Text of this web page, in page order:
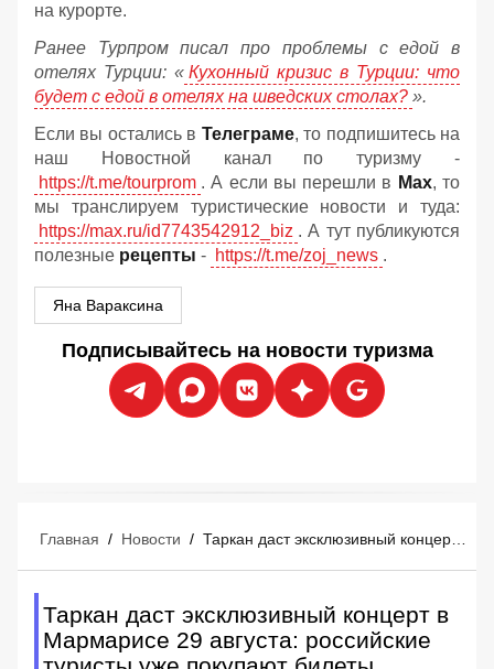
на курорте.
Ранее Турпром писал про проблемы с едой в
отелях Турции: « Кухонный кризис в Турции: что
будет с едой в отелях на шведских столах? ».
Если вы остались в Телеграме, то подпишитесь на
наш Новостной канал по туризму -
https://t.me/tourprom . А если вы перешли в Мах, то
мы транслируем туристические новости и туда:
https://max.ru/id7743542912_biz . А тут публикуются
полезные рецепты - https://t.me/zoj_news .
Яна Вараксина
Подписывайтесь на новости туризма
Главная / Новости /
Таркан даст эксклюзивный концерт в
Мармарисе 29 августа: российские